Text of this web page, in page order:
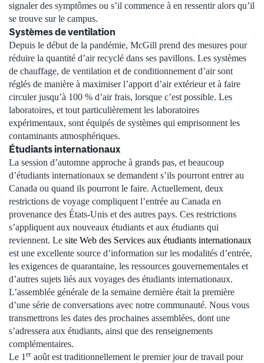
signaler des symptômes ou s’il commence à en ressentir alors qu’il
se trouve sur le campus.
Systèmes de ventilation
Depuis le début de la pandémie, McGill prend des mesures pour
réduire la quantité d’air recyclé dans ses pavillons. Les systèmes
de chauffage, de ventilation et de conditionnement d’air sont
réglés de manière à maximiser l’apport d’air extérieur et à faire
circuler jusqu’à 100 % d’air frais, lorsque c’est possible. Les
laboratoires, et tout particulièrement les laboratoires
expérimentaux, sont équipés de systèmes qui emprisonnent les
contaminants atmosphériques.
Étudiants internationaux
La session d’automne approche à grands pas, et beaucoup
d’étudiants internationaux se demandent s’ils pourront entrer au
Canada ou quand ils pourront le faire. Actuellement, deux
restrictions de voyage compliquent l’entrée au Canada en
provenance des États-Unis et des autres pays. Ces restrictions
s’appliquent aux nouveaux étudiants et aux étudiants qui
reviennent. Le site Web des Services aux étudiants internationaux
est une excellente source d’information sur les modalités d’entrée,
les exigences de quarantaine, les ressources gouvernementales et
d’autres sujets liés aux voyages des étudiants internationaux.
L’assemblée générale de la semaine dernière était la première
d’une série de conversations avec notre communauté. Nous vous
transmettrons les dates des prochaines assemblées, dont une
s’adressera aux étudiants, ainsi que des renseignements
complémentaires.
Le 1er août est traditionnellement le premier jour de travail pour